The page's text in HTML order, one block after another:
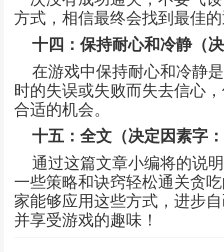
方式，相信最终会找到最佳
十四：保持耐心和冷静（
在游戏中保持耐心和冷静
时的失误或失败而失去信心
合适的机会。
十五：全文（决定因素字
通过这篇文章小编将的说
一些策略和诀窍轻松通关贪
家能够应用这些方式，进步
并享受游戏的趣味！